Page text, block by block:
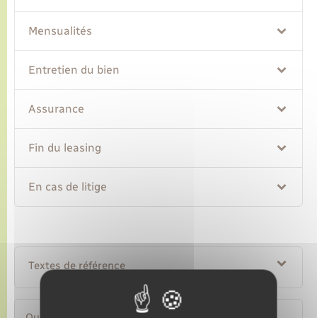
Mensualités
Entretien du bien
Assurance
Fin du leasing
En cas de litige
Textes de référence